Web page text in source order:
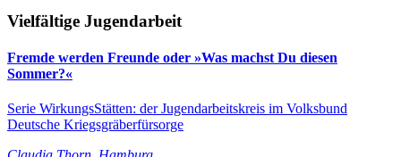
Vielfältige Jugendarbeit
Fremde werden Freunde oder »Was machst Du diesen
Sommer?«
Serie WirkungsStätten: der Jugendarbeitskreis im Volksbund
Deutsche Kriegsgräberfürsorge